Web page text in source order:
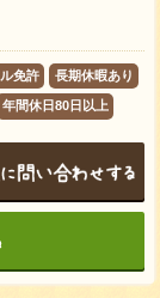
免許 長期休暇あり
年間休日80日以上